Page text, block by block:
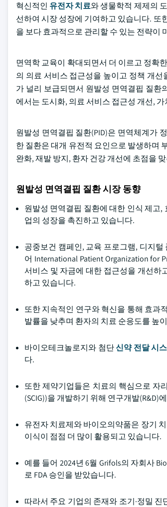
혁신적인 유전자 치료와 생물학적 제제의
선하여 시장 성장에 기여하고 있습니다. 또
을 보다 효과적으로 관리할 수 있는 전략이
면역학 교육이 확대되면서 더 이르고 정확
의 의료 서비스 접근성을 높이고 정책 개
가 널리 보급되면서 원발성 면역결핍 질환
에서는 도시화, 의료 서비스 접근성 개선,
원발성 면역결핍 질환(PID)은 면역체계가
한 질환은 대개 유전적 요인으로 발생하며
완화, 재발 방지, 환자 건강 개선에 초점을
원발성 면역결핍 질환 시장 동향
원발성 면역결핍 질환에 대한 인식 제고
업의 성장을 촉진하고 있습니다.
공중보건 캠페인, 교육 프로그램, 디지
어 International Patient Organization for
서비스 및 자금에 대한 접근성을 개선하
하고 있습니다.
또한 지속적인 연구와 혁신을 통해 효과
발률을 낮추며 환자의 치료 순응도를 높
바이오테크놀로지와 첨단신약 전달 시
다.
또한 제약기업들은 치료의 핵심으로 자
(SCIG))을 개발하기 위해 연구개발(R&D)
유전자 치료제와 바이오의약품은 장기
이식이 점점 더 많이 활용되고 있습니다.
예를 들어 2024년 6월 Grifols의 자회사
로 FDA 승인을 받았습니다.
따라서 주요 기업의 존재와 조기·정밀